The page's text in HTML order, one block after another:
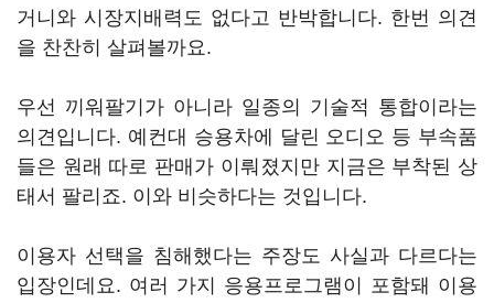
거니와 시장지배력도 없다고 반박합니다. 한번 의견
을 찬찬히 살펴볼까요.
우선 끼워팔기가 아니라 일종의 기술적 통합이라는
의견입니다. 예컨대 승용차에 달린 오디오 등 부속품
들은 원래 따로 판매가 이뤄졌지만 지금은 부착된 상
태서 팔리죠. 이와 비슷하다는 것입니다.
이용자 선택을 침해했다는 주장도 사실과 다르다는
입장인데요. 여러 가지 응용프로그램이 포함돼 이용